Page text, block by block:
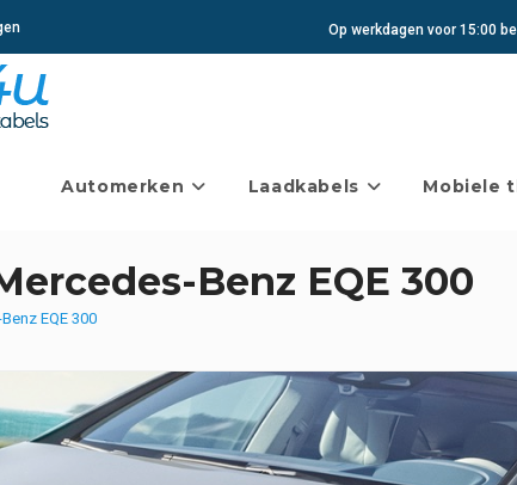
Op werkdagen voor 15:00
Automerken Laadkabels Mobiele
Benz EQE 300
EQE 300